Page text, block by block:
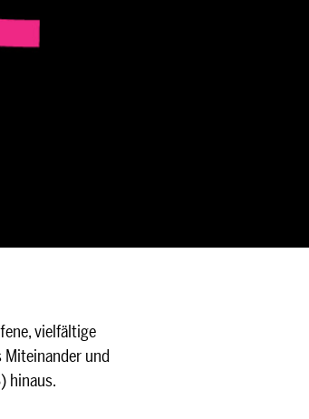
vielfältige
Miteinander und
hinaus.